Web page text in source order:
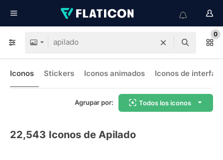
0
Iconos Stickers Iconos animados Iconos de interfaz
Agrupar por: Todos los iconos
22,543 Iconos de Apilado